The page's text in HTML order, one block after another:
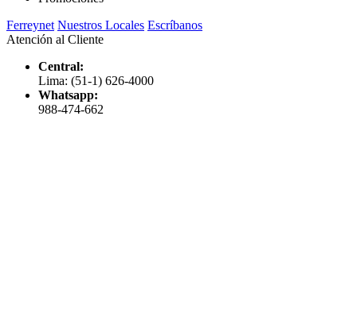
Ferreynet Nuestros Locales Escríbanos
Atención al Cliente
Central:
Lima: (51-1) 626-4000
Whatsapp:
988-474-662